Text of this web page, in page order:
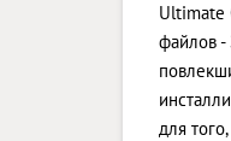
Ultimate
файлов -
для